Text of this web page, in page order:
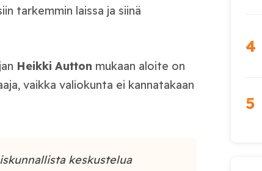
tarkemmin laissa ja siinä
Heikki Autton mukaan aloite on
vaikka valiokunta ei kannatakaan
keskustelua
4
5